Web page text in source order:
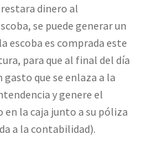
dinero al
se puede generar un
escoba es comprada este
para que al final del día
que se enlaza a la
y genere el
la caja junto a su póliza
a la contabilidad).